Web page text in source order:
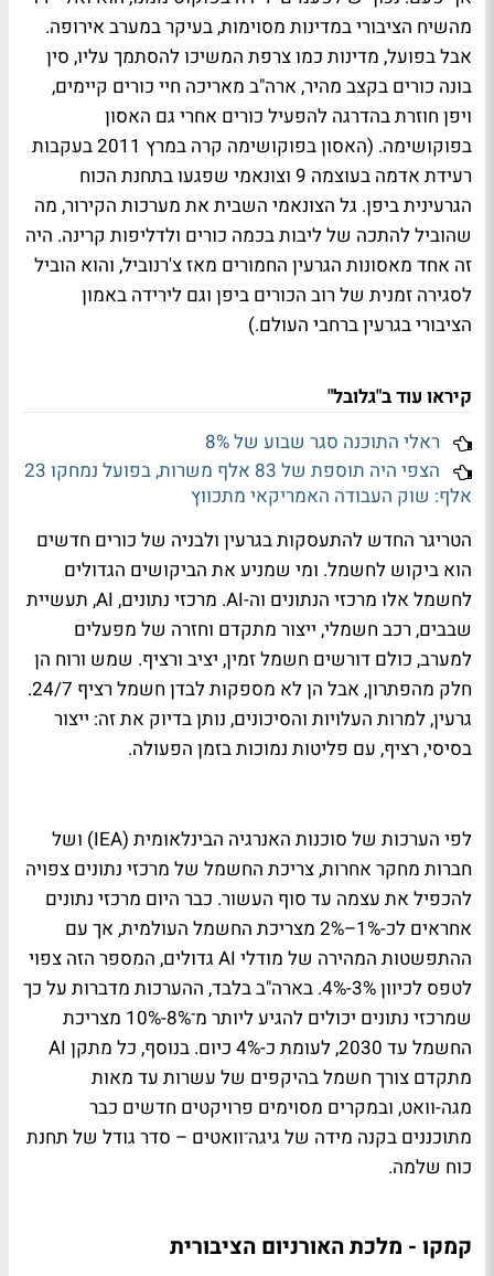
מהשיח הציבורי במדינות מסוימות, בעיקר במערב אירופה.
אבל בפועל, מדינות כמו צרפת המשיכו להסתמך עליו, סין
בונה כורים בקצב מהיר, ארה"ב מאריכה חיי כורים קיימים,
ויפן חוזרת בהדרגה להפעיל כורים אחרי גם האסון
בפוקושימה. (האסון בפוקושימה קרה במרץ 2011 בעקבות
רעידת אדמה בעוצמה 9 וצונאמי שפגעו בתחנת הכוח
הגרעינית ביפן. גל הצונאמי השבית את מערכות הקירור, מה
שהוביל להתכה של ליבות בכמה כורים ולדליפות קרינה. היה
זה אחד מאסונות הגרעין החמורים מאז צ'רנוביל, והוא הוביל
לסגירה זמנית של רוב הכורים ביפן וגם לירידה באמון
הציבורי בגרעין ברחבי העולם.)
קיראו עוד ב"גלובל"
ראלי התוכנה סגר שבוע של 8%
הצפי היה תוספת של 83 אלף משרות, בפועל נמחקו 23
אלף: שוק העבודה האמריקאי מתכווץ
הטריגר החדש להתעסקות בגרעין ולבניה של כורים חדשים
הוא ביקוש לחשמל. ומי שמניע את הביקושים הגדולים
לחשמל אלו מרכזי הנתונים וה-AI. מרכזי נתונים, AI, תעשיית
שבבים, רכב חשמלי, ייצור מתקדם וחזרה של מפעלים
למערב, כולם דורשים חשמל זמין, יציב ורציף. שמש ורוח הן
חלק מהפתרון, אבל הן לא מספקות לבדן חשמל רציף 24/7.
גרעין, למרות העלויות והסיכונים, נותן בדיוק את זה: ייצור
בסיסי, רציף, עם פליטות נמוכות בזמן הפעולה.
לפי הערכות של סוכנות האנרגיה הבינלאומית (IEA) ושל
חברות מחקר אחרות, צריכת החשמל של מרכזי נתונים צפויה
להכפיל את עצמה עד סוף העשור. כבר היום מרכזי נתונים
אחראים לכ-1%–2% מצריכת החשמל העולמית, אך עם
ההתפשטות המהירה של מודלי AI גדולים, המספר הזה צפוי
לטפס לכיוון 3%-4%. בארה"ב בלבד, ההערכות מדברות על כך
שמרכזי נתונים יכולים להגיע ליותר מ־8%-10% מצריכת
החשמל עד 2030, לעומת כ-4% כיום. בנוסף, כל מתקן AI
מתקדם צורך חשמל בהיקפים של עשרות עד מאות
מגה-וואט, ובמקרים מסוימים פרויקטים חדשים כבר
מתוכננים בקנה מידה של גיגה־וואטים – סדר גודל של תחנת
כוח שלמה.
קמקו - מלכת האורניום הציבורית